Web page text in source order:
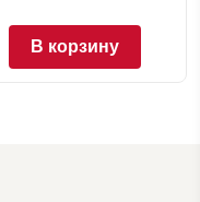
В корзину